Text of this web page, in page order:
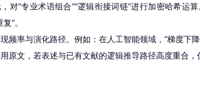
对“专业术语组合”“逻辑衔接词链”进行加密哈希
”。
频率与演化路径。例如：在人工智能领域，“梯度下
原文，若表述与已有文献的逻辑推导路径高度重合，